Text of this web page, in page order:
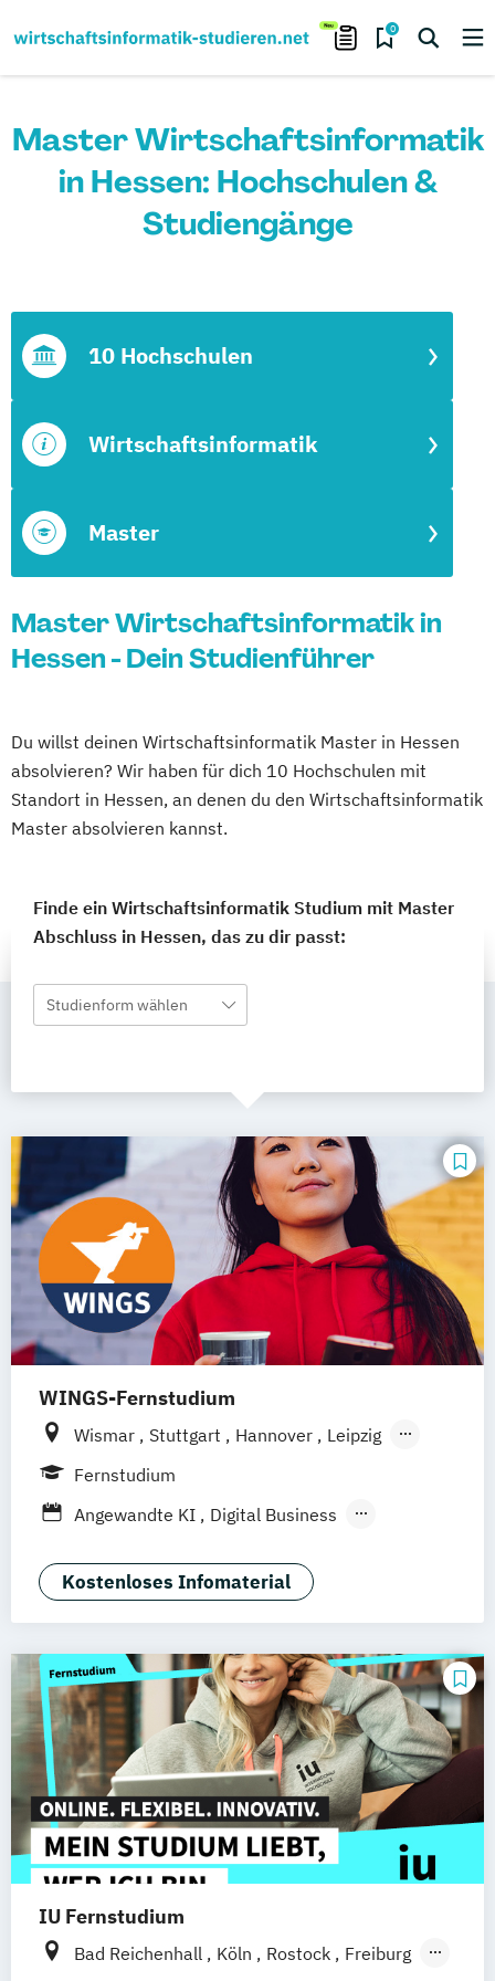
0
Master Wirtschaftsinformatik
in Hessen: Hochschulen &
Studiengänge
Master
Wirtschaftsinformatik
10 Hochschulen
Master Wirtschaftsinformatik in
Hessen - Dein Studienführer
Du willst deinen Wirtschaftsinformatik Master in Hessen
absolvieren? Wir haben für dich 10 Hochschulen mit
Standort in Hessen, an denen du den Wirtschaftsinformatik
Master absolvieren kannst.
Finde ein Wirtschaftsinformatik Studium mit Master
Abschluss in Hessen, das zu dir passt:
Studienform wählen
WINGS-Fernstudium
Wismar Stuttgart Hannover
Leipzig
Frankfurt am Main
Nürnberg
Fernstudium
Angewandte KI
Digital Business
IT-Forensik IT-Management & Consulting
IT-Sicherheit und Forensik
Kostenloses Infomaterial
IU Fernstudium
Bad Reichenhall Köln Rostock
Freiburg